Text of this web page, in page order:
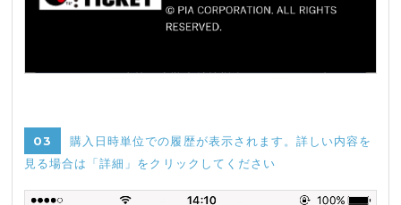
03
購入日時単位での履歴が表示されます。詳しい内容を
見る場合は「詳細」をクリックしてください